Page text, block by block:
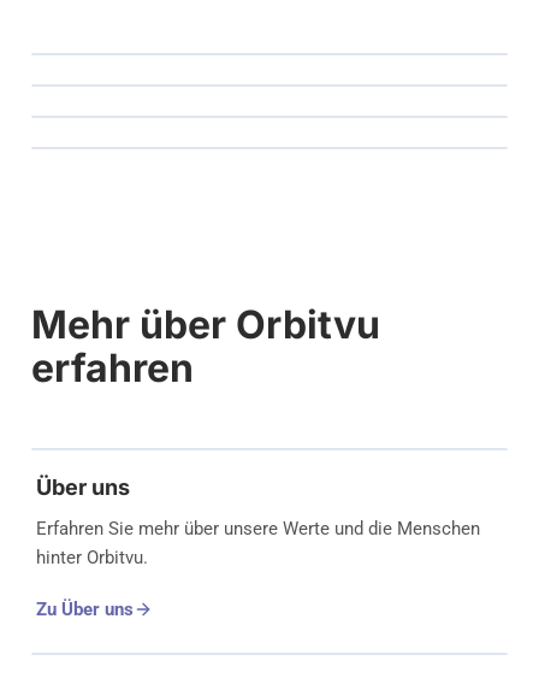
Mehr über Orbitvu
erfahren
Über uns
Erfahren Sie mehr über unsere Werte und die Menschen
hinter Orbitvu.
Zu Über uns